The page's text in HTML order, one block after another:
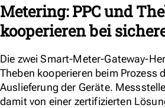
Metering: PPC und
kooperieren bei
Die zwei Smart-Meter-Gateway-
Theben kooperieren beim Prozess
Auslieferung der Geräte.
damit von einer zertifizierten